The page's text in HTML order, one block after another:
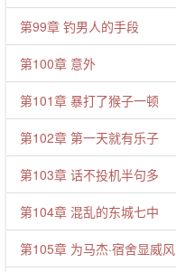
第99章 钓男人的手段
第100章 意外
第101章 暴打了猴子一顿
第102章 第一天就有乐子
第103章 话不投机半句多
第104章 混乱的东城七中
第105章 为马杰·宿舍显威风